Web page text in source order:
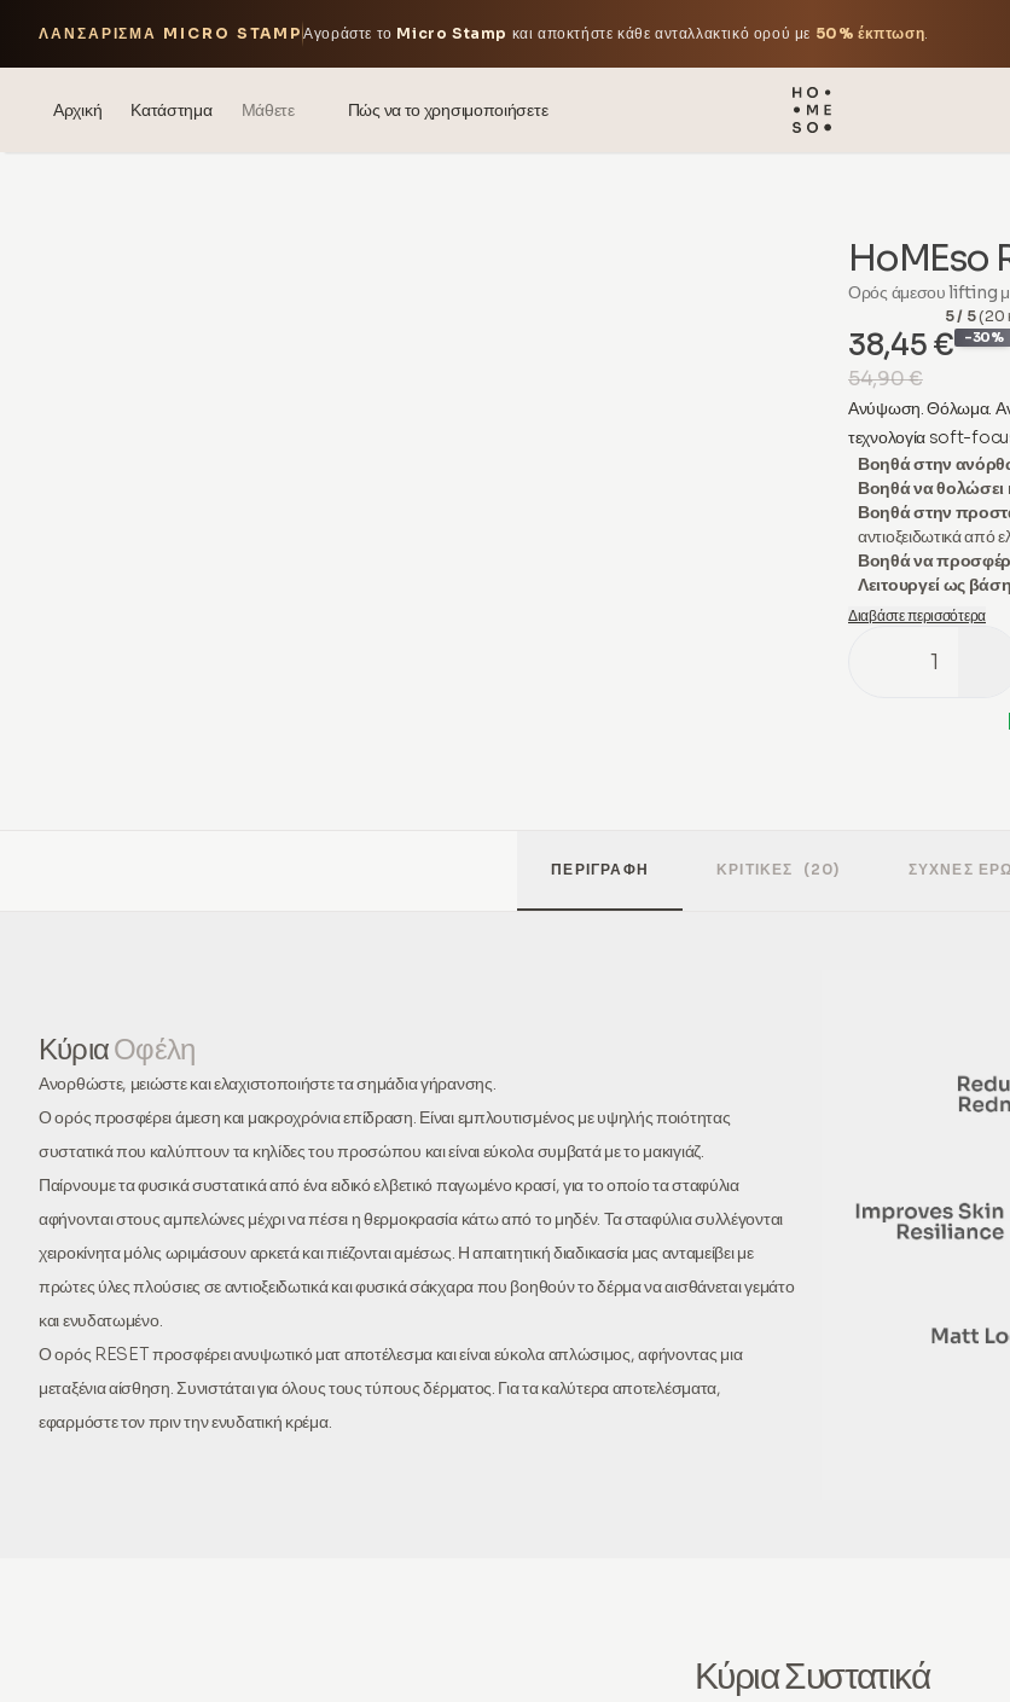
ΛΑΝΣΆΡΙΣΜΑ MICRO STAMPΑγοράστε το Micro Stamp και αποκτήστε κάθε ανταλλακτικό ορού με 50% έκπτωση.
Αρχική Κατάστημα Μάθετε Πώς να το χρησιμοποιήσετε
HoMEso
Ορός άμεσου lifting
5 / 5(20
54,90 €
38,45 € -30%
Ανύψωση. Θόλωμα.
τεχνολογία soft-
Βοηθά στην
Βοηθά να θολώσει
Βοηθά στην
αντιοξειδωτικά από
Βοηθά να
Λειτουργεί ως
Διαβάστε περισσότερα
1
ΠΕΡΙΓΡΑΦΉ ΚΡΙΤΙΚΈΣ (20) ΣΥΧΝΈΣ
ΚύριαΟφέλη
Ανορθώστε, μειώστε και ελαχιστοποιήστε τα σημάδια γήρανσης.
Ο ορός προσφέρει άμεση και μακροχρόνια επίδραση. Είναι εμπλουτισμένος με υψηλής ποιότητας
συστατικά που καλύπτουν τα κηλίδες του προσώπου και είναι εύκολα συμβατά με το μακιγιάζ.
Παίρνουμε τα φυσικά συστατικά από ένα ειδικό ελβετικό παγωμένο κρασί, για το οποίο τα σταφύλια
αφήνονται στους αμπελώνες μέχρι να πέσει η θερμοκρασία κάτω από το μηδέν. Τα σταφύλια συλλέγονται
χειροκίνητα μόλις ωριμάσουν αρκετά και πιέζονται αμέσως. Η απαιτητική διαδικασία μας ανταμείβει με
πρώτες ύλες πλούσιες σε αντιοξειδωτικά και φυσικά σάκχαρα που βοηθούν το δέρμα να αισθάνεται γεμάτο
και ενυδατωμένο.
Ο ορός RESET προσφέρει ανυψωτικό ματ αποτέλεσμα και είναι εύκολα απλώσιμος, αφήνοντας μια
μεταξένια αίσθηση. Συνιστάται για όλους τους τύπους δέρματος. Για τα καλύτερα αποτελέσματα,
εφαρμόστε τον πριν την ενυδατική κρέμα.
Κύρια Συστατικά